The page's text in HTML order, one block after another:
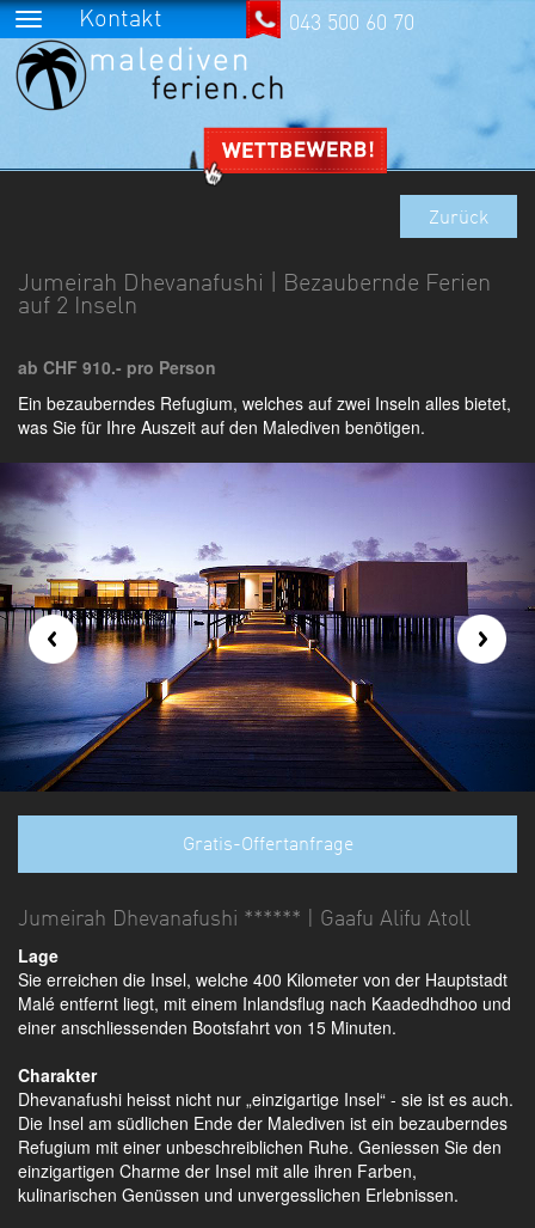
Kontakt 043 500 60 70
Zurück
Jumeirah Dhevanafushi | Bezaubernde Ferien
auf 2 Inseln
ab CHF 910.- pro Person
Ein bezauberndes Refugium, welches auf zwei Inseln alles bietet,
was Sie für Ihre Auszeit auf den Malediven benötigen.
Gratis-Offertanfrage
Jumeirah Dhevanafushi ****** | Gaafu Alifu Atoll
Lage
Sie erreichen die Insel, welche 400 Kilometer von der Hauptstadt
Malé entfernt liegt, mit einem Inlandsflug nach Kaadedhdhoo und
einer anschliessenden Bootsfahrt von 15 Minuten.
Charakter
Dhevanafushi heisst nicht nur „einzigartige Insel“ - sie ist es auch.
Die Insel am südlichen Ende der Malediven ist ein bezauberndes
Refugium mit einer unbeschreiblichen Ruhe. Geniessen Sie den
einzigartigen Charme der Insel mit alle ihren Farben,
kulinarischen Genüssen und unvergesslichen Erlebnissen.